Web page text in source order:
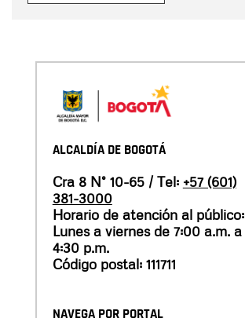
ALCALDÍA DE BOGOTÁ
Cra 8 N° 10-65 / Tel: +57 (601)
381-3000
Horario de atención al público:
Lunes a viernes de 7:00 a.m. a
4:30 p.m.
Código postal: 111711
NAVEGA POR PORTAL